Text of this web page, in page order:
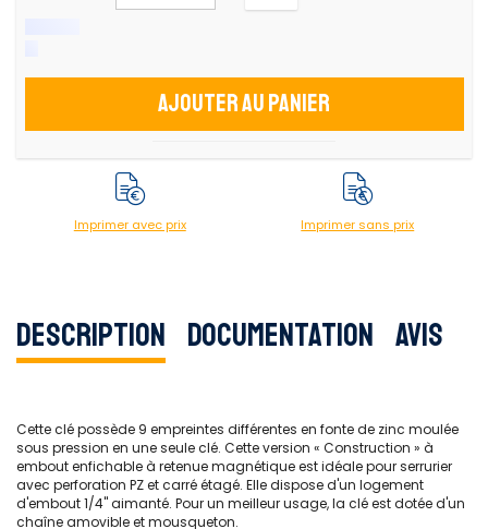
Ajouter au panier
Imprimer avec prix Imprimer sans prix
Description Documentation Avis
Cette clé possède 9 empreintes différentes en fonte de zinc moulée
sous pression en une seule clé. Cette version « Construction » à
embout enfichable à retenue magnétique est idéale pour serrurier
avec perforation PZ et carré étagé. Elle dispose d'un logement
d'embout 1/4'' aimanté. Pour un meilleur usage, la clé est dotée d'un
chaîne amovible et mousqueton.